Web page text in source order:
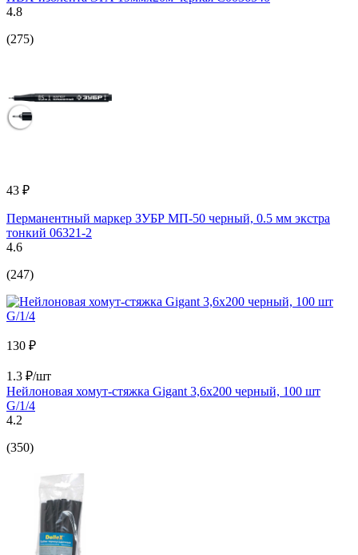
4.8
(275)
43 ₽
Перманентный маркер ЗУБР МП-50 черный, 0.5 мм экстра
тонкий 06321-2
4.6
(247)
130 ₽
1.3 ₽/шт
Нейлоновая хомут-стяжка Gigant 3,6х200 черный, 100 шт
G/1/4
4.2
(350)